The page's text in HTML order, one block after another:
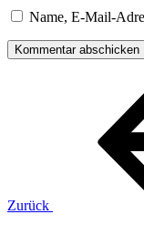
Name, E-Mail-
Zurück